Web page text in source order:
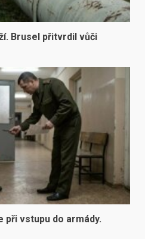
Brusel přitvrdil vůči
při vstupu do armády.